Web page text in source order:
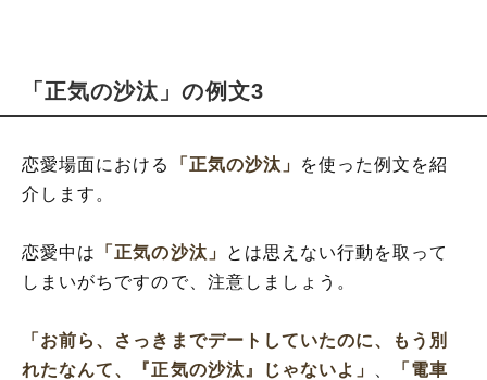
「正気の沙汰」の例文3
恋愛場面における 「正気の沙汰」
を使った例文を紹
介します。
恋愛中は 「正気の沙汰」
とは思えない行動を取って
しまいがちですので、注意しましょう。
「お前ら、さっきまでデートしていたのに、もう別
れたなんて、『正気の沙汰』じゃないよ」
「電車